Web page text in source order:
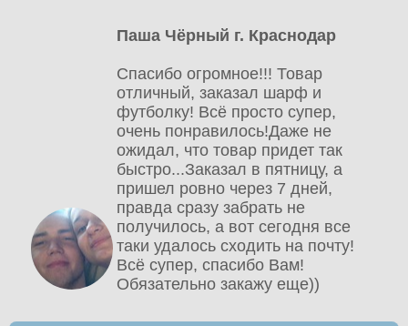
Паша Чёрный г. Краснодар
Спасибо огромное!!! Товар
отличный, заказал шарф и
футболку! Всё просто супер,
очень понравилось!Даже не
ожидал, что товар придет так
быстро...Заказал в пятницу, а
пришел ровно через 7 дней,
правда сразу забрать не
получилось, а вот сегодня все
таки удалось сходить на почту!
Всё супер, спасибо Вам!
Обязательно закажу еще))